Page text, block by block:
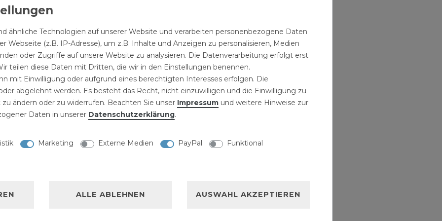
können für die
zur Erweiterung
eingesetzt werden.
das
werden auch in der
zur Erweiterung
aus Temperguss
und
und verfügen über
mit der genannten
Druckluft, Wasser,
und andere Medien
und
ähnliche Technologien auf unserer Website und verarbeiten personenbezogene Daten
Webseite (z.B. IP-Adresse), um z.B. Inhalte und Anzeigen zu personalisieren, Medien
oder Zugriffe auf unsere Website zu analysieren. Die Datenverarbeitung erfolgt erst
teilen diese Daten mit Dritten, die wir in den Einstellungen benennen.
mit Einwilligung oder aufgrund eines berechtigten Interesses erfolgen. Die
abgelehnt werden. Es besteht das Recht, nicht einzuwilligen und die Einwilligung zu
ändern oder zu widerrufen. Beachten Sie unser Impressum und weitere Hinweise zur
Daten in unserer Daten­schutz­erklärung.
Marketing Externe Medien PayPal Funktional
ALLE ABLEHNEN AUSWAHL AKZEPTIEREN